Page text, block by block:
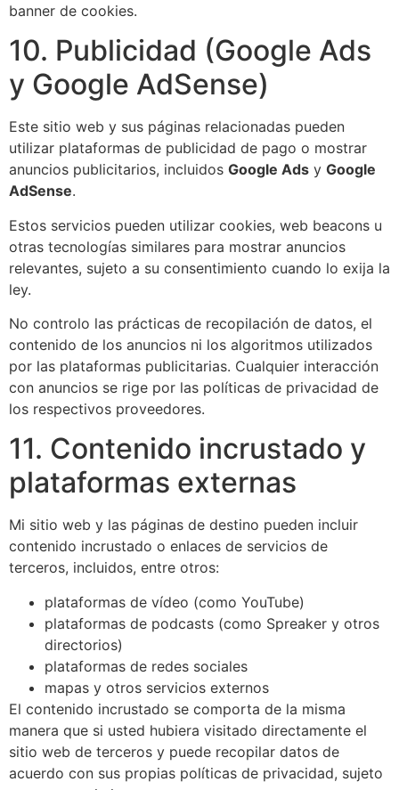
banner de cookies.
10. Publicidad (Google Ads
y Google AdSense)
Este sitio web y sus páginas relacionadas pueden
utilizar plataformas de publicidad de pago o mostrar
anuncios publicitarios, incluidos Google Ads y Google
AdSense.
Estos servicios pueden utilizar cookies, web beacons u
otras tecnologías similares para mostrar anuncios
relevantes, sujeto a su consentimiento cuando lo exija la
ley.
No controlo las prácticas de recopilación de datos, el
contenido de los anuncios ni los algoritmos utilizados
por las plataformas publicitarias. Cualquier interacción
con anuncios se rige por las políticas de privacidad de
los respectivos proveedores.
11. Contenido incrustado y
plataformas externas
Mi sitio web y las páginas de destino pueden incluir
contenido incrustado o enlaces de servicios de
terceros, incluidos, entre otros:
plataformas de vídeo (como YouTube)
plataformas de podcasts (como Spreaker y otros
directorios)
plataformas de redes sociales
mapas y otros servicios externos
El contenido incrustado se comporta de la misma
manera que si usted hubiera visitado directamente el
sitio web de terceros y puede recopilar datos de
acuerdo con sus propias políticas de privacidad, sujeto